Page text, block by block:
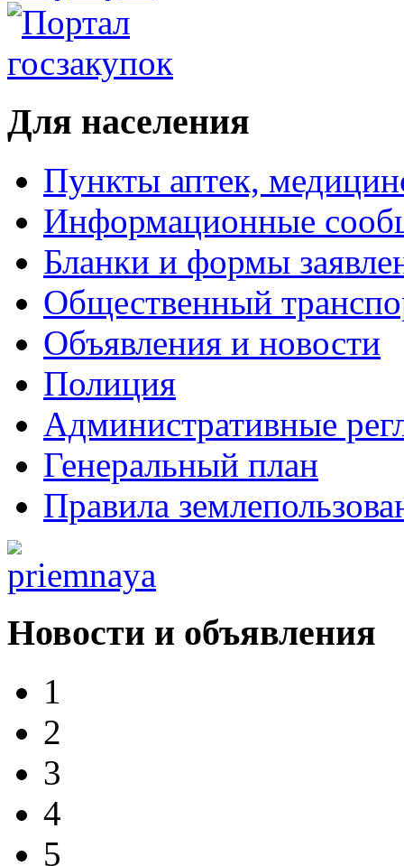
Для населения
Пункты аптек,
Информационные
Бланки и формы
Общественный
Объявления и новости
Полиция
Административные
Генеральный план
Правила
Новости и объявления
1
2
3
4
5